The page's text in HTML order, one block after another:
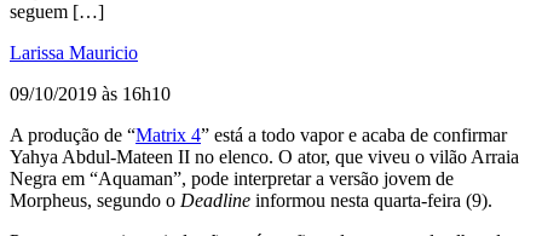
seguem […]
Larissa Mauricio
09/10/2019 às 16h10
A produção de “Matrix 4” está a todo vapor e acaba de confirmar
Yahya Abdul-Mateen II no elenco. O ator, que viveu o vilão Arraia
Negra em “Aquaman”, pode interpretar a versão jovem de
Morpheus, segundo o Deadline informou nesta quarta-feira (9).